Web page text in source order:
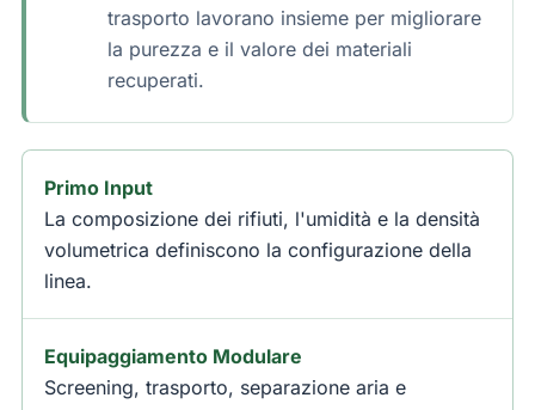
trasporto lavorano insieme per migliorare
la purezza e il valore dei materiali
recuperati.
Primo Input
La composizione dei rifiuti, l'umidità e la densità
volumetrica definiscono la configurazione della
linea.
Equipaggiamento Modulare
Screening, trasporto, separazione aria e